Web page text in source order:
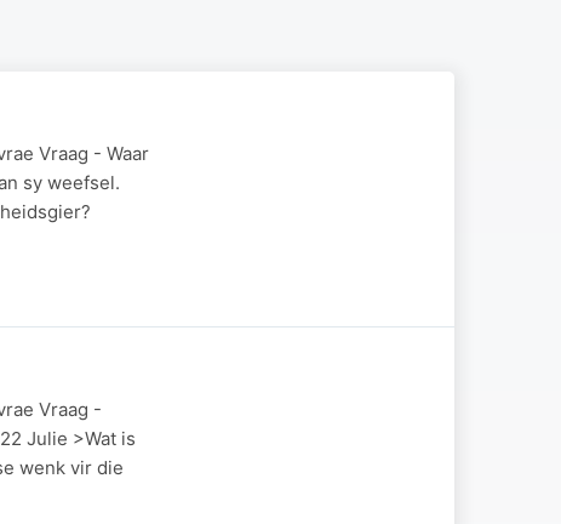
Vraag - Waar
sy weefsel.
Vraag -
Julie >Wat is
wenk vir die